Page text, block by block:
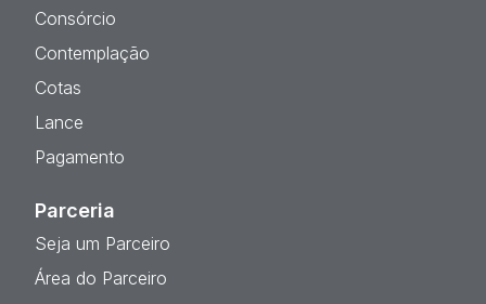
Consórcio
Contemplação
Cotas
Lance
Pagamento
Parceria
Seja um Parceiro
Área do Parceiro